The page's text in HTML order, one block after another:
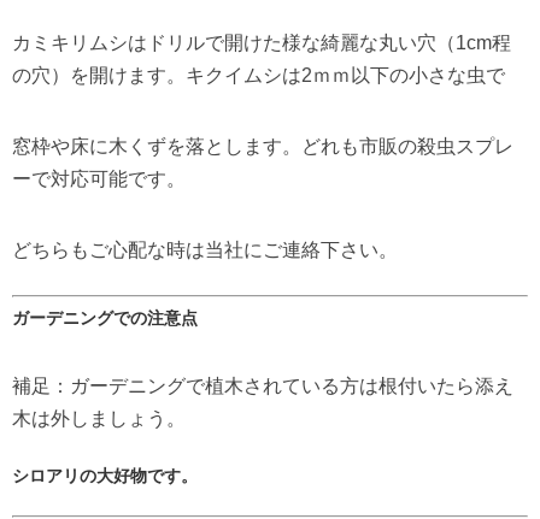
カミキリムシはドリルで開けた様な綺麗な丸い穴（1cm程
の穴）を開けます。キクイムシは2ｍｍ以下の小さな虫で
窓枠や床に木くずを落とします。どれも市販の殺虫スプレ
ーで対応可能です。
どちらもご心配な時は当社にご連絡下さい。
ガーデニングでの注意点
補足：ガーデニングで植木されている方は根付いたら添え
木は外しましょう。
シロアリの大好物です。